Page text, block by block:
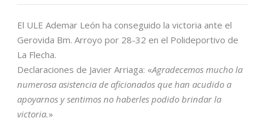
El ULE Ademar León ha conseguido la victoria ante el
Gerovida Bm. Arroyo por 28-32 en el Polideportivo de
La Flecha.
Declaraciones de Javier Arriaga: «Agradecemos mucho la
numerosa asistencia de aficionados que han acudido a
apoyarnos y sentimos no haberles podido brindar la
victoria.»